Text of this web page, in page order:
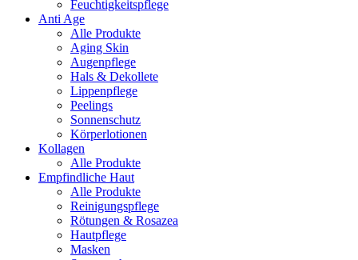
Feuchtigkeitspflege
Anti Age
Alle Produkte
Aging Skin
Augenpflege
Hals & Dekollete
Lippenpflege
Peelings
Sonnenschutz
Körperlotionen
Kollagen
Alle Produkte
Empfindliche Haut
Alle Produkte
Reinigungspflege
Rötungen & Rosazea
Hautpflege
Masken